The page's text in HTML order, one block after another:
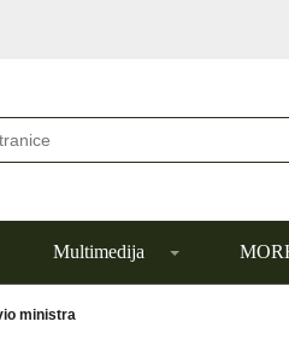
Multimedija
ministra